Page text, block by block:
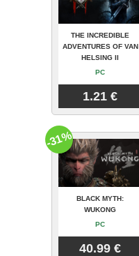
THE INCREDIBLE
ADVENTURES OF VAN
HELSING II
PC
1.21 €
BLACK MYTH:
WUKONG
PC
40.99 €
-31%